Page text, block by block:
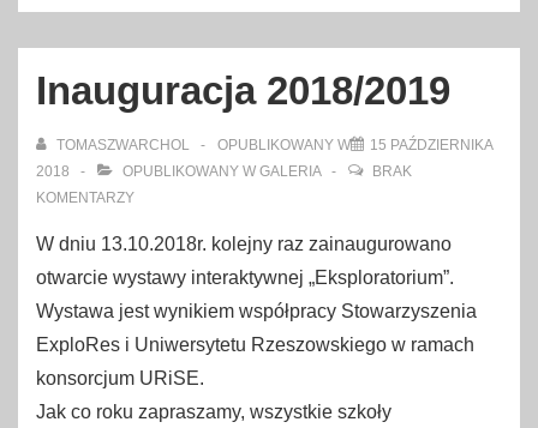
Inauguracja 2018/2019
TOMASZWARCHOL OPUBLIKOWANY W
15 PAŹDZIERNIKA
2018
OPUBLIKOWANY W GALERIA
BRAK
KOMENTARZY
W dniu 13.10.2018r. kolejny raz zainaugurowano
otwarcie wystawy interaktywnej „Eksploratorium”.
Wystawa jest wynikiem współpracy Stowarzyszenia
ExploRes i Uniwersytetu Rzeszowskiego w ramach
konsorcjum URiSE.
Jak co roku zapraszamy, wszystkie szkoły